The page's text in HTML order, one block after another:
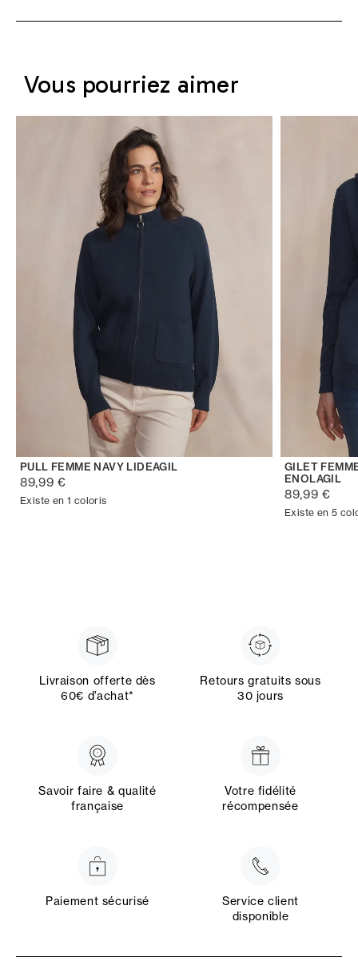
Vous pourriez aimer
PULL FEMME NAVY LIDEAGIL
89,99 €
Existe en 1 coloris
GILET
ENOLAGIL
89,99 €
Existe en 5
Livraison offerte dès
60€ d’achat*
Retours gratuits sous
30 jours
Savoir faire & qualité
française
Votre fidélité
récompensée
Paiement sécurisé
Service client
disponible